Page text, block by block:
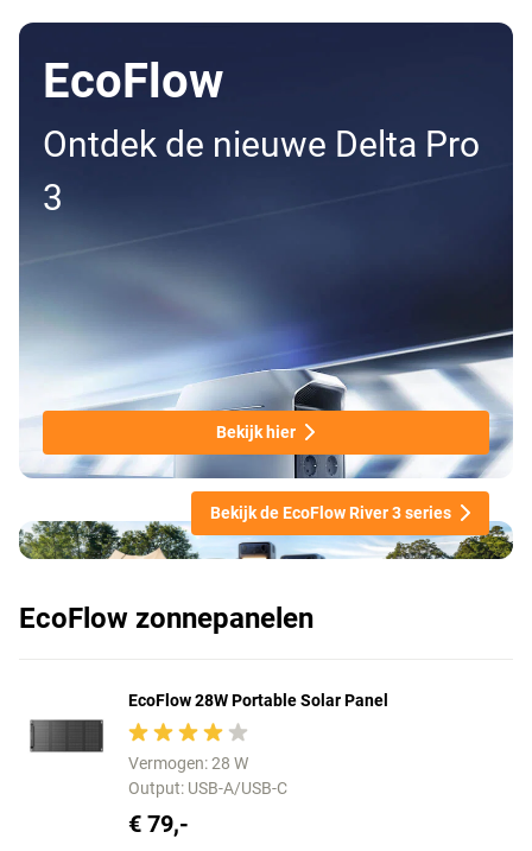
EcoFlow
Ontdek de nieuwe Delta Pro
3
Bekijk hier
Bekijk de EcoFlow River 3 series
EcoFlow zonnepanelen
EcoFlow 28W Portable Solar Panel
Vermogen: 28 W
Output: USB-A/USB-C
€ 79,-